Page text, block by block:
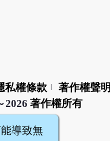
私權條款
著作權聲明
2026 著作權所有
導致無